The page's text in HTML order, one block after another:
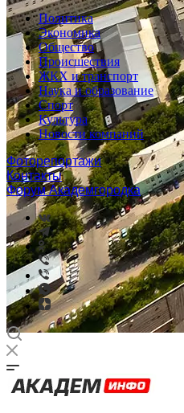
Политика
Экономика
Общество
Происшествия
ЖКХ и транспорт
Наука и образование
Спорт
Культура
Новости компаний
Фоторепортажи
Контакты
Форум Академгородка